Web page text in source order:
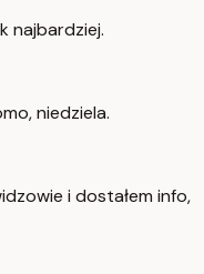
najbardziej.
niedziela.
i dostałem info,